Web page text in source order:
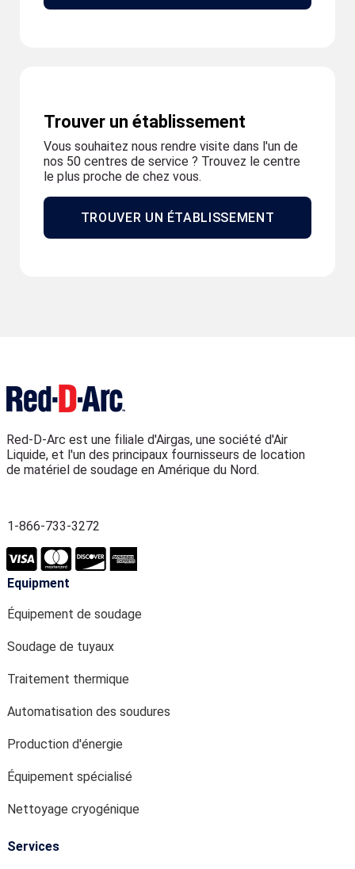
Trouver un établissement
Vous souhaitez nous rendre visite dans l'un de
nos 50 centres de service ? Trouvez le centre
le plus proche de chez vous.
TROUVER UN ÉTABLISSEMENT
Red-D-Arc est une filiale d'Airgas, une société d'Air
Liquide, et l'un des principaux fournisseurs de location
de matériel de soudage en Amérique du Nord.
1-866-733-3272
Equipment
Équipement de soudage
Soudage de tuyaux
Traitement thermique
Automatisation des soudures
Production d'énergie
Équipement spécialisé
Nettoyage cryogénique
Services